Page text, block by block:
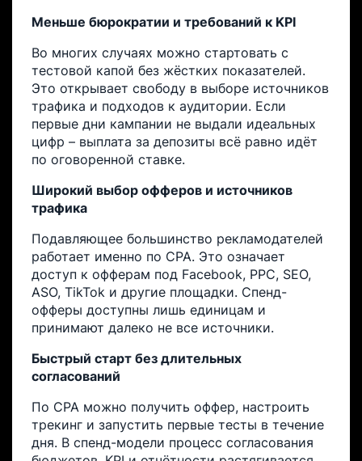
Меньше бюрократии и требований к KPI
Во многих случаях можно стартовать с
тестовой капой без жёстких показателей.
Это открывает свободу в выборе источников
трафика и подходов к аудитории. Если
первые дни кампании не выдали идеальных
цифр – выплата за депозиты всё равно идёт
по оговоренной ставке.
Широкий выбор офферов и источников
трафика
Подавляющее большинство рекламодателей
работает именно по CPA. Это означает
доступ к офферам под Facebook, PPC, SEO,
ASO, TikTok и другие площадки. Спенд-
офферы доступны лишь единицам и
принимают далеко не все источники.
Быстрый старт без длительных
согласований
По CPA можно получить оффер, настроить
трекинг и запустить первые тесты в течение
дня. В спенд-модели процесс согласования